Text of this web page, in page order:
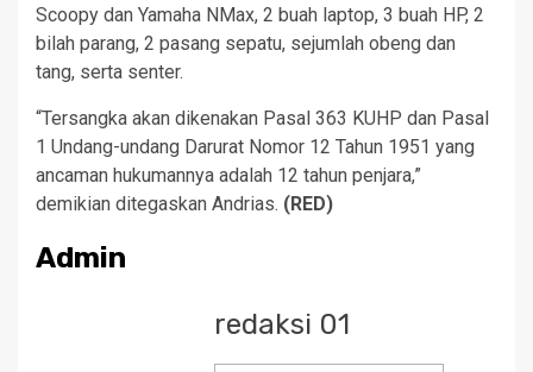
Scoopy dan Yamaha NMax, 2 buah laptop, 3 buah HP, 2
bilah parang, 2 pasang sepatu, sejumlah obeng dan
tang, serta senter.
“Tersangka akan dikenakan Pasal 363 KUHP dan Pasal
1 Undang-undang Darurat Nomor 12 Tahun 1951 yang
ancaman hukumannya adalah 12 tahun penjara,”
demikian ditegaskan Andrias. (RED)
Admin
redaksi 01